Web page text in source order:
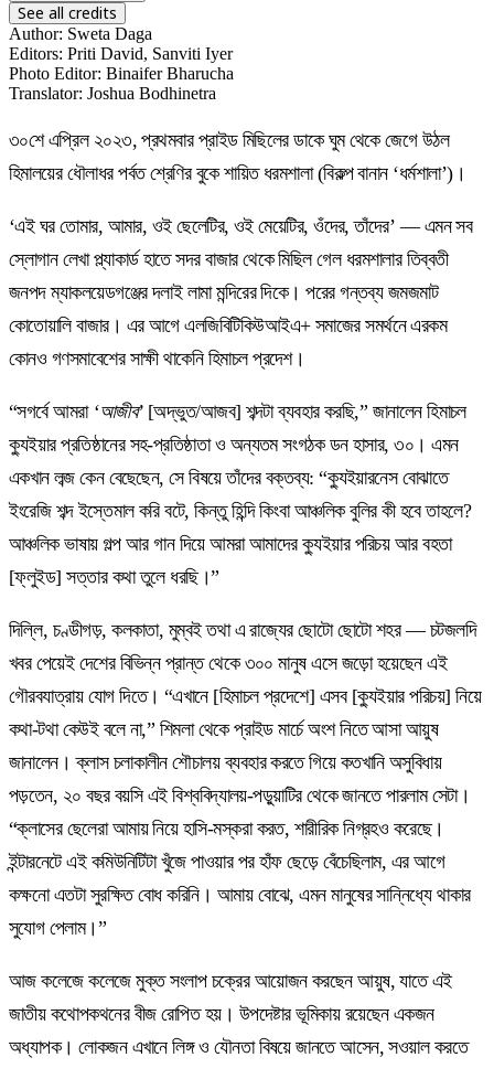
See all credits
Author: Sweta Daga
Editors: Priti David, Sanviti Iyer
Photo Editor: Binaifer Bharucha
Translator: Joshua Bodhinetra
৩০শে এপ্রিল ২০২৩, প্রথমবার প্রাইড মিছিলের ডাকে ঘুম থেকে জেগে উঠল
হিমালয়ের ধৌলাধর পর্বত শ্রেণির বুকে শায়িত ধরমশালা (বিকল্প বানান ‘ধর্মশালা’)।
‘এই ঘর তোমার, আমার, ওই ছেলেটির, ওই মেয়েটির, ওঁদের, তাঁদের’ — এমন সব
স্লোগান লেখা প্ল্যাকার্ড হাতে সদর বাজার থেকে মিছিল গেল ধরমশালার তিব্বতী
জনপদ ম্যাকলয়েডগঞ্জের দলাই লামা মন্দিরের দিকে। পরের গন্তব্য জমজমাট
কোতোয়ালি বাজার। এর আগে এলজিবিটিকিউআইএ+ সমাজের সমর্থনে এরকম
কোনও গণসমাবেশের সাক্ষী থাকেনি হিমাচল প্রদেশ।
“সগর্বে আমরা ‘আজীব’[অদ্ভুত/আজব] শব্দটা ব্যবহার করছি,” জানালেন হিমাচল
ক্যুইয়ার প্রতিষ্ঠানের সহ-প্রতিষ্ঠাতা ও অন্যতম সংগঠক ডন হাসার, ৩০। এমন
একখান লব্জ কেন বেছেছেন, সে বিষয়ে তাঁদের বক্তব্য: “ক্যুইয়ারনেস বোঝাতে
ইংরেজি শব্দ ইস্তেমাল করি বটে, কিন্তু হিন্দি কিংবা আঞ্চলিক বুলির কী হবে তাহলে?
আঞ্চলিক ভাষায় গল্প আর গান দিয়ে আমরা আমাদের ক্যুইয়ার পরিচয় আর বহতা
[ফ্লুইড] সত্তার কথা তুলে ধরছি।”
দিল্লি, চণ্ডীগড়, কলকাতা, মুম্বই তথা এ রাজ্যের ছোটো ছোটো শহর — চটজলদি
খবর পেয়েই দেশের বিভিন্ন প্রান্ত থেকে ৩০০ মানুষ এসে জড়ো হয়েছেন এই
গৌরবযাত্রায় যোগ দিতে। “এখানে [হিমাচল প্রদেশে] এসব [ক্যুইয়ার পরিচয়] নিয়ে
কথা-টথা কেউই বলে না,” শিমলা থেকে প্রাইড মার্চে অংশ নিতে আসা আয়ুষ
জানালেন। ক্লাস চলাকালীন শৌচালয় ব্যবহার করতে গিয়ে কতখানি অসুবিধায়
পড়তেন, ২০ বছর বয়সি এই বিশ্ববিদ্যালয়-পড়ুয়াটির থেকে জানতে পারলাম সেটা।
“ক্লাসের ছেলেরা আমায় নিয়ে হাসি-মস্করা করত, শারীরিক নিগ্রহও করেছে।
ইন্টারনেটে এই কমিউনিটিটা খুঁজে পাওয়ার পর হাঁফ ছেড়ে বেঁচেছিলাম, এর আগে
কক্ষনো এতটা সুরক্ষিত বোধ করিনি। আমায় বোঝে, এমন মানুষের সান্নিধ্যে থাকার
সুযোগ পেলাম।”
আজ কলেজে কলেজে মুক্ত সংলাপ চক্রের আয়োজন করছেন আয়ুষ, যাতে এই
জাতীয় কথোপকথনের বীজ রোপিত হয়। উপদেষ্টার ভূমিকায় রয়েছেন একজন
অধ্যাপক। লোকজন এখানে লিঙ্গ ও যৌনতা বিষয়ে জানতে আসেন, সওয়াল করতে